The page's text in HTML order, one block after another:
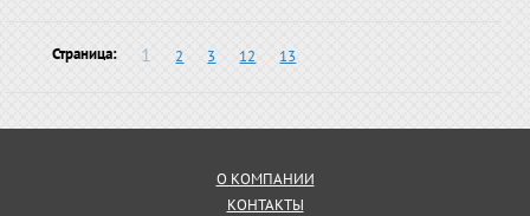
Страница: 1 2 3 12 13
О КОМПАНИИ
КОНТАКТЫ